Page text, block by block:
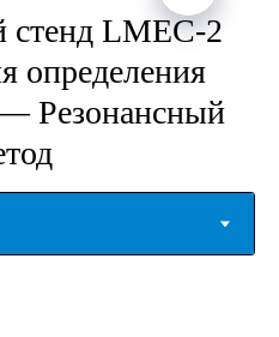
стенд LMEC-2
определения
Резонансный